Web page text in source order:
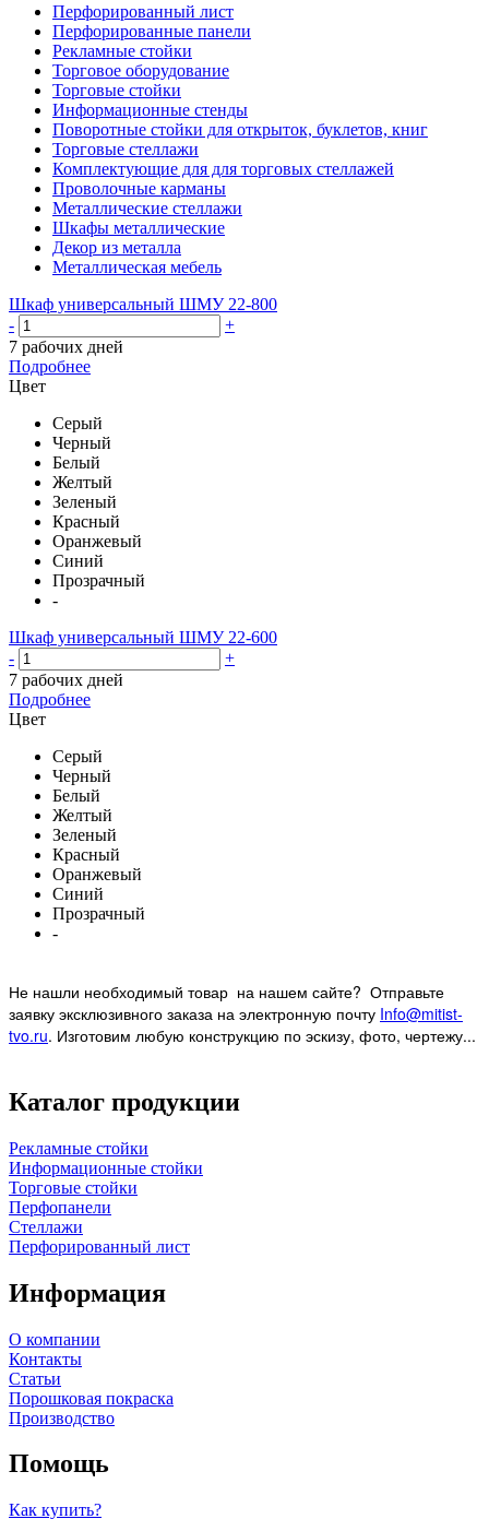
Перфорированный лист
Перфорированные панели
Рекламные стойки
Торговое оборудование
Торговые стойки
Информационные стенды
Поворотные стойки для открыток, буклетов, книг
Торговые стеллажи
Комплектующие для для торговых стеллажей
Проволочные карманы
Металлические стеллажи
Шкафы металлические
Декор из металла
Металлическая мебель
Шкаф универсальный ШМУ 22-800
-
+
7 рабочих дней
Подробнее
Цвет
Серый
Черный
Белый
Желтый
Зеленый
Красный
Оранжевый
Синий
Прозрачный
-
Шкаф универсальный ШМУ 22-600
-
+
7 рабочих дней
Подробнее
Цвет
Серый
Черный
Белый
Желтый
Зеленый
Красный
Оранжевый
Синий
Прозрачный
-
Не нашли необходимый товар на нашем сайте? Отправьте
заявку эксклюзивного заказа на электронную почту Info@mitist-
tvo.ru. Изготовим любую конструкцию по эскизу, фото, чертежу...
Каталог продукции
Рекламные стойки
Информационные стойки
Торговые стойки
Перфопанели
Стеллажи
Перфорированный лист
Информация
О компании
Контакты
Статьи
Порошковая покраска
Производство
Помощь
Как купить?